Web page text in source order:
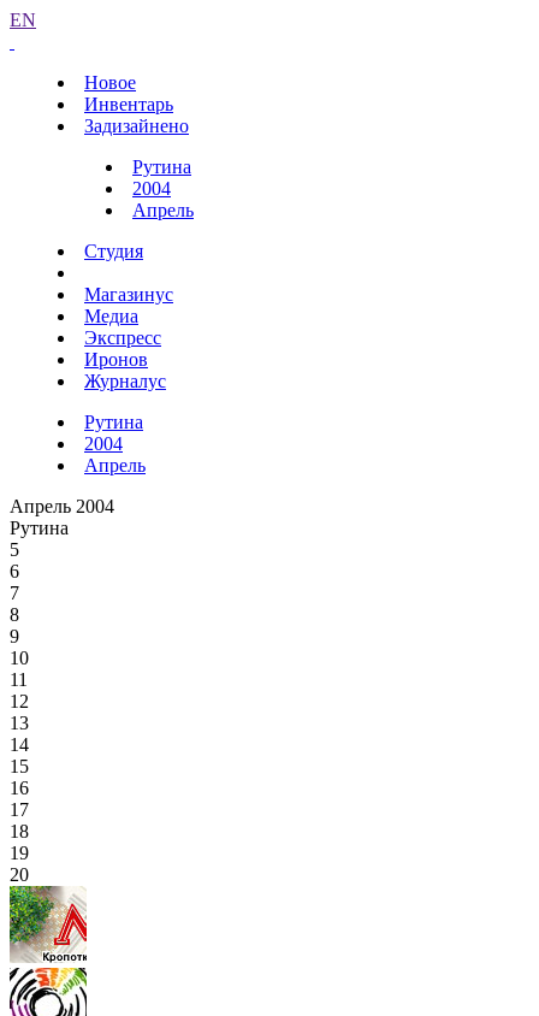
EN
Новое
Инвентарь
Задизайнено
Рутина
2004
Апрель
Студия
Магазинус
Медиа
Экспресс
Иронов
Журналус
Рутина
2004
Апрель
Апрель 2004
Рутина
5
6
7
8
9
10
11
12
13
14
15
16
17
18
19
20